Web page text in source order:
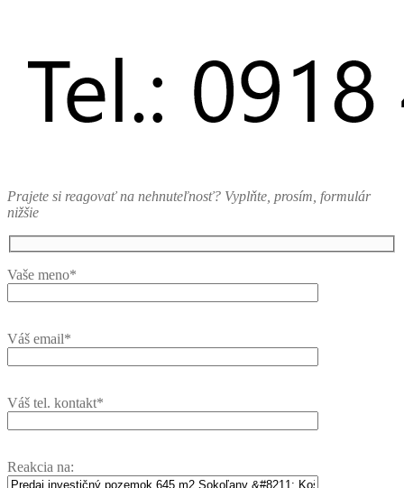
Prajete si reagovať na nehnuteľnosť? Vyplňte, prosím, formulár
nižšie
Vaše meno*
Váš email*
Váš tel. kontakt*
Reakcia na: